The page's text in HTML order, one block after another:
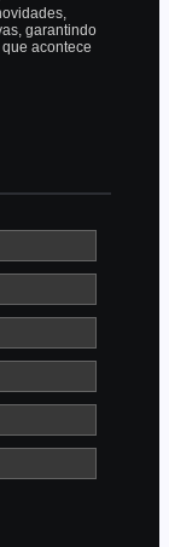
garantindo
acontece